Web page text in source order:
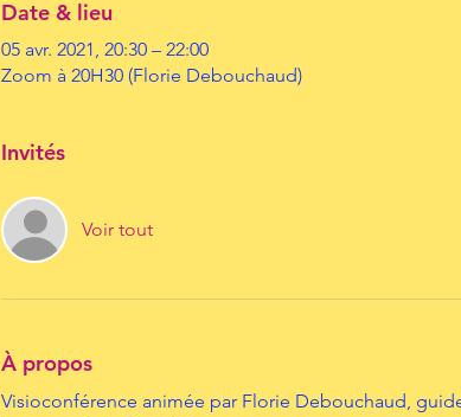
Date & lieu
05 avr. 2021, 20:30 – 22:00
Zoom à 20H30 (Florie Debouchaud)
Invités
Voir tout
À propos
Visioconférence animée par Florie Debouchaud,